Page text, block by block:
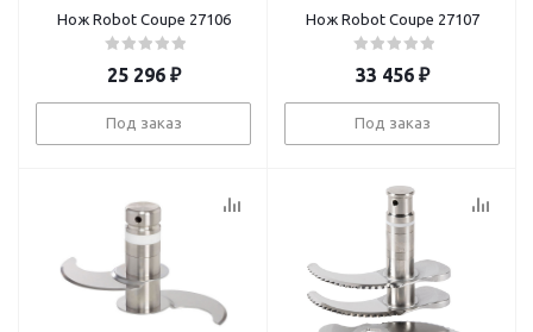
Нож Robot Coupe 27106
25 296₽
Под заказ
Нож Robot Coupe 27107
33 456₽
Под заказ